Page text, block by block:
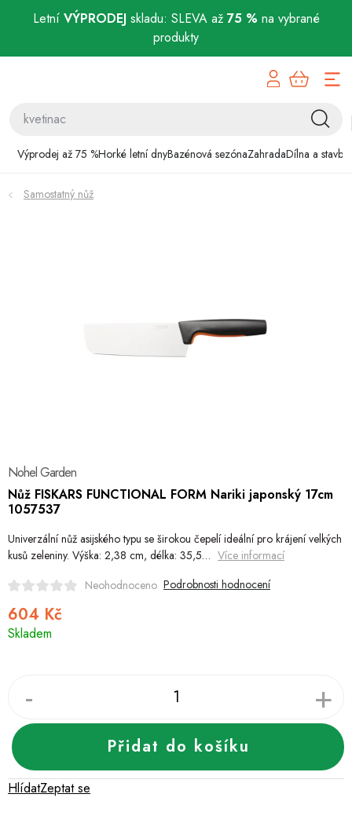
Letní VÝPRODEJskladu: SLEVA až 75 % na vybrané
produkty
Výprodej až 75 %Horké letní dnyBazénová sezónaZahradaDílna a stavba
Bazénová sezóna
Zahrada
World Cleanup Day
Akční ceny
Půjčovna Kontaktuje nás
Obchodní podmínky
Vrácení a reklamace
Podmínky ochrany osobních údajů
Zásady používání cookies
Samostatný nůž
604 Kč
Skladem
Přidat do košíku
Zeptat se
Hlídat
Nohel Garden
Nůž FISKARS FUNCTIONAL FORM Nariki japonský 17cm
1057537
Univerzální nůž asijského typu se širokou čepelí ideální pro krájení velkých
kusů zeleniny. Výška: 2,38 cm, délka: 35,5… Více informací
Neohodnoceno Podrobnosti hodnocení